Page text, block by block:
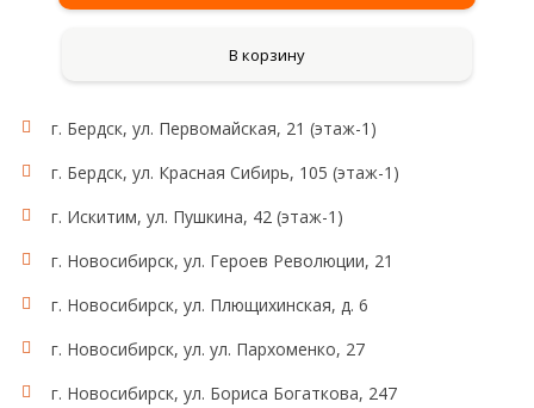
В корзину
г. Бердск, ул. Первомайская, 21 (этаж-1)
г. Бердск, ул. Красная Сибирь, 105 (этаж-1)
г. Искитим, ул. Пушкина, 42 (этаж-1)
г. Новосибирск, ул. Героев Революции, 21
г. Новосибирск, ул. Плющихинская, д. 6
г. Новосибирск, ул. ул. Пархоменко, 27
г. Новосибирск, ул. Бориса Богаткова, 247